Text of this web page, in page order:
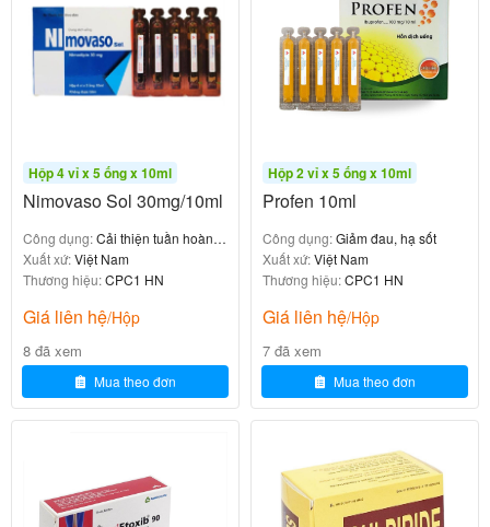
Địa chỉ: 78 Giải Phóng, Phương Mai, Đống Đa, Hà Nội
Email:bachmaipharmacy@gmail.com
Website:https://nhathuocbachmai.vn
[/su_list][su_row][su_column size=”1/2″ center=”no” class=””]
[su_button url=”https://m.me/nhathuocbachmai.vn”
background=”#008800″ color=”#ffffff” icon=”icon: user-md”
desc=”Bấm vào để chat với tư vấn hỗ trợ 24/7
thuoc/” background=”#ffffff” color=”#555555″ icon=”icon:
facebook-messenger” icon_color=”#555555″ desc=”Gửi
[/su_button][/su_column][/su_row][/su_tab][/su_tabs]
[/su_box]
Hộp 4 vỉ x 5 ống x 10ml
Nimovaso Sol 30mg/10ml
Công dụng:Cải thiện tuần hoàn
não
Xuất xứ:Việt Nam
Thương hiệu:CPC1 HN
Giá liên hệ/Hộp
8 đã xem
Mua theo đơn
Hộp 2 vỉ x 5 ống x 10ml
Profen 10ml
Công dụng:Giảm đau, hạ sốt
Xuất xứ:Việt Nam
Thương hiệu:CPC1 HN
Giá liên hệ/Hộp
7 đã xem
Mua theo đơn